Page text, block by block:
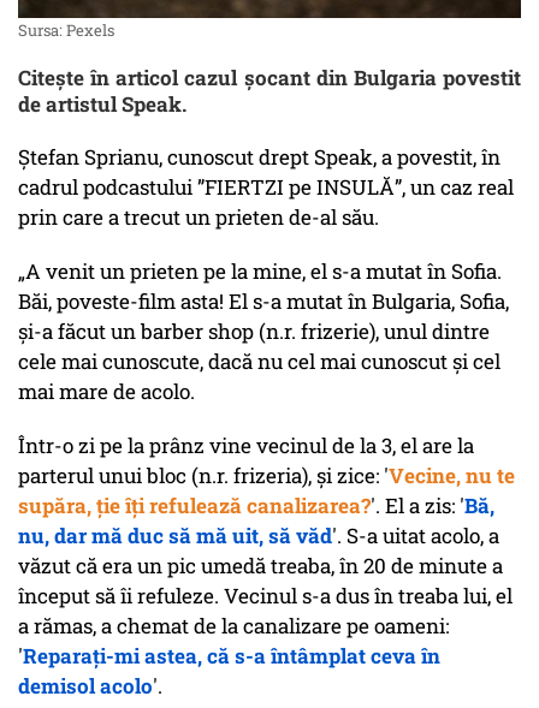
Sursa: Pexels
Citește în articol cazul șocant din Bulgaria povestit
de artistul Speak.
Ștefan Sprianu, cunoscut drept Speak, a povestit, în
cadrul podcastului ”FIERTZI pe INSULĂ”, un caz real
prin care a trecut un prieten de-al său.
„A venit un prieten pe la mine, el s-a mutat în Sofia.
Băi, poveste-film asta! El s-a mutat în Bulgaria, Sofia,
și-a făcut un barber shop (n.r. frizerie), unul dintre
cele mai cunoscute, dacă nu cel mai cunoscut și cel
mai mare de acolo.
Într-o zi pe la prânz vine vecinul de la 3, el are la
parterul unui bloc (n.r. frizeria), și zice: 'Vecine, nu te
supăra, ție îți refulează canalizarea?'. El a zis: 'Bă,
nu, dar mă duc să mă uit, să văd'. S-a uitat acolo, a
văzut că era un pic umedă treaba, în 20 de minute a
început să îi refuleze. Vecinul s-a dus în treaba lui, el
a rămas, a chemat de la canalizare pe oameni:
'Reparați-mi astea, că s-a întâmplat ceva în
demisol acolo'.